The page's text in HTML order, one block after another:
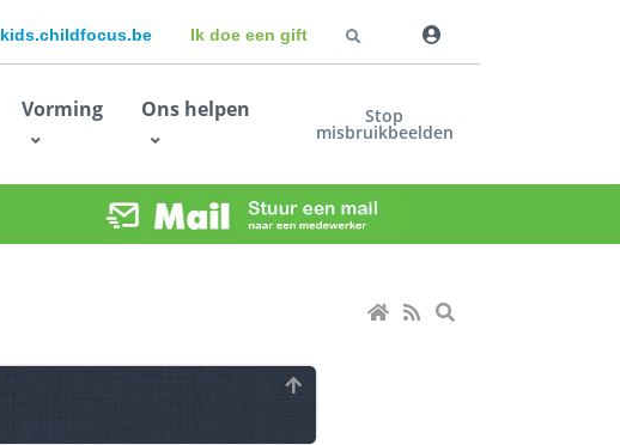
kids.childfocus.be Ik doe een gift
Vorming Ons helpen Stop
misbruikbeelden